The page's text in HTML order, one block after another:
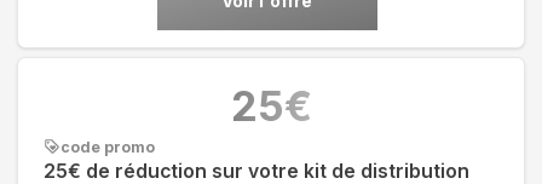
code promo
25€ de réduction sur votre kit de distribution
25€